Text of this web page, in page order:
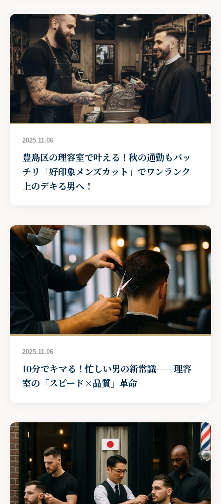
2025.11.06
豊島区の理容室で叶える！秋の通勤もバッ
チリ「好印象メンズカット」でワンランク
上のデキる男へ！
2025.11.06
10分でキマる！忙しい男の新常識──理容
室の「スピード×品質」革命